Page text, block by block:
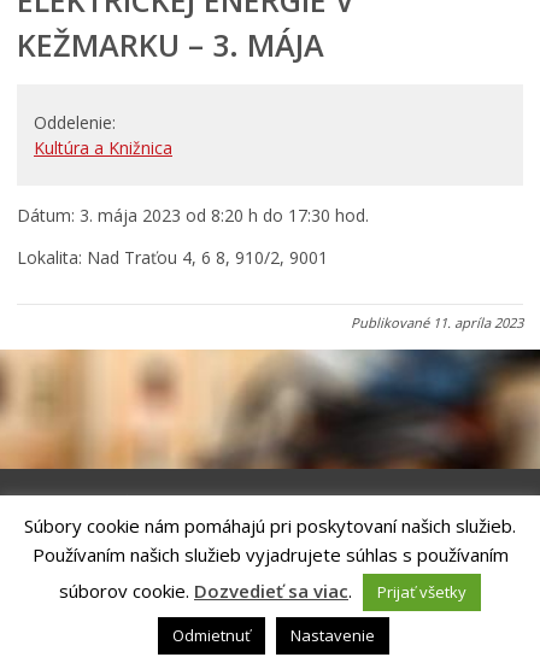
Doprava, údržba komunikácií
Financie
Primátor informuje
Školstvo
Stavby, prenájmy a pozemky
KEŽMARKU – 3. MÁJA
Oddelenie
Kultúra a Knižnica
Dátum: 3. mája 2023 od 8:20 h do 17:30 hod.
Lokalita: Nad Traťou 4, 6 8, 910/2, 9001
Publikované 11. apríla 2023
Riešenie ANTIK SMART CITY
| Technický prevádzkovateľ – MVI
Technology, s.r.o.
Správca webového sídla: Mesto Kežmarok, Hlavné námestie, 060 01
Kežmarok, tel.: +421524660111
podatelna@kezmarok.sk,|Vyhlásenie o prístupnosti
Ochrana osobných údajov
Súbory cookie nám pomáhajú pri poskytovaní našich služieb.
Používaním našich služieb vyjadrujete súhlas s používaním
súborov cookie. Dozvedieť sa viac.
Prijať všetky
Odmietnuť
Nastavenie